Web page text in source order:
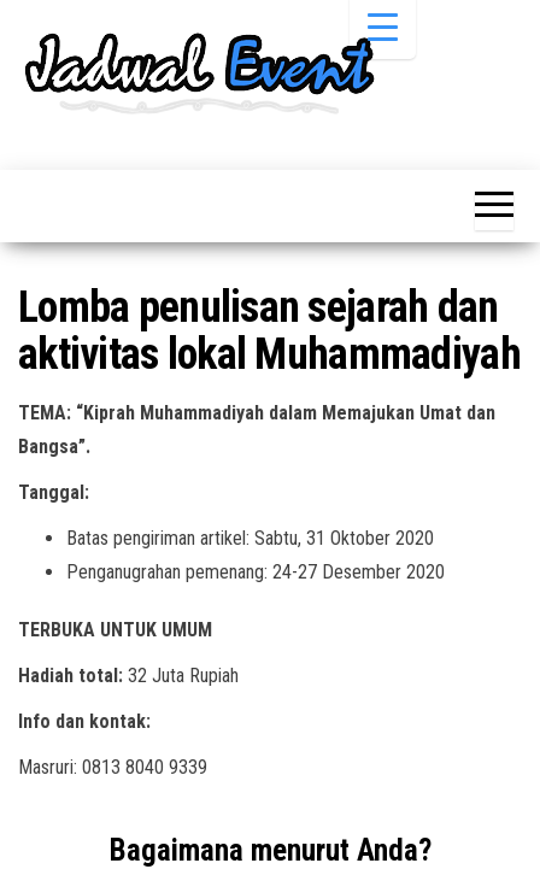
Pameran,
Acara &
Promo
Terbaru
Pameran,
Bazaar,
Workshop,
Job Fair,
Lomba dll.
Lomba penulisan sejarah dan
aktivitas lokal Muhammadiyah
TEMA: “Kiprah Muhammadiyah dalam Memajukan Umat dan
Bangsa”.
Tanggal:
Batas pengiriman artikel: Sabtu, 31 Oktober 2020
Penganugrahan pemenang: 24-27 Desember 2020
TERBUKA UNTUK UMUM
Hadiah total: 32 Juta Rupiah
Info dan kontak:
Masruri: 0813 8040 9339
Bagaimana menurut Anda?